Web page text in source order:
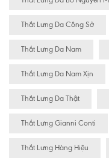
Thắt Lưng Da Công Sở
Thắt Lưng Da Nam
Thắt Lưng Da Nam Xịn
Thắt Lưng Da Thật
Thắt Lưng Gianni Conti
Thắt Lưng Hàng Hiệu